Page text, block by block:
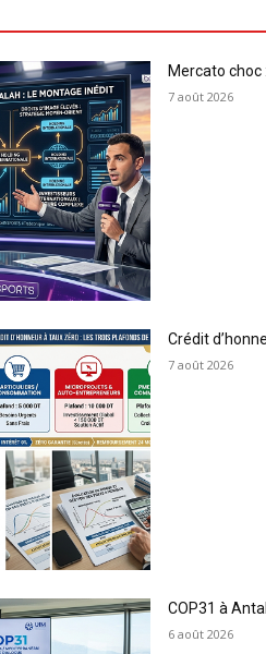
Mercato choc
7 août 2026
Crédit
7 août 2026
COP31 à
6 août 2026